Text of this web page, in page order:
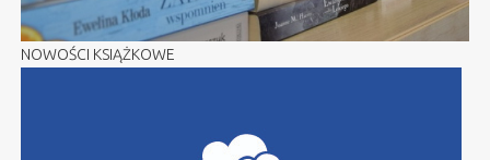
NOWOŚCI KSIĄŻKOWE